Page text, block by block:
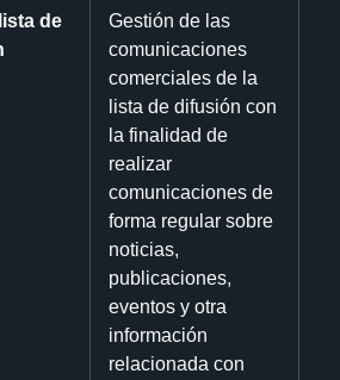
de
Gestión de las
comunicaciones
comerciales de la
lista de difusión con
la finalidad de
realizar
comunicaciones de
forma regular sobre
noticias,
publicaciones,
eventos y otra
información
relacionada con